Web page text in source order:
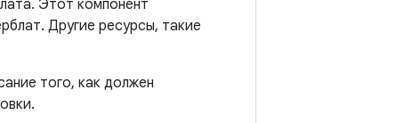
Этот компонент
Другие ресурсы, такие
того, как должен